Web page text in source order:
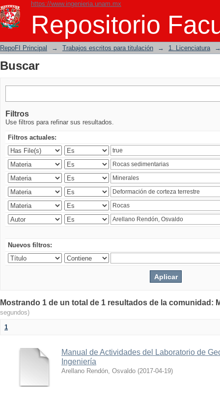
https://www.ingenieria.unam.mx
Repositorio
Buscar
RepoFI Principal → Trabajos escritos para titulación → 1. Licenciatura
Buscar
Filtros
Use filtros para refinar sus resultados.
Filtros actuales:
Nuevos filtros:
Mostrando 1 de un total de 1 resultados de la comunidad:
segundos)
1
Manual de Actividades del Laboratorio de
Ingeniería
Arellano Rendón, Osvaldo (2017-04-19)